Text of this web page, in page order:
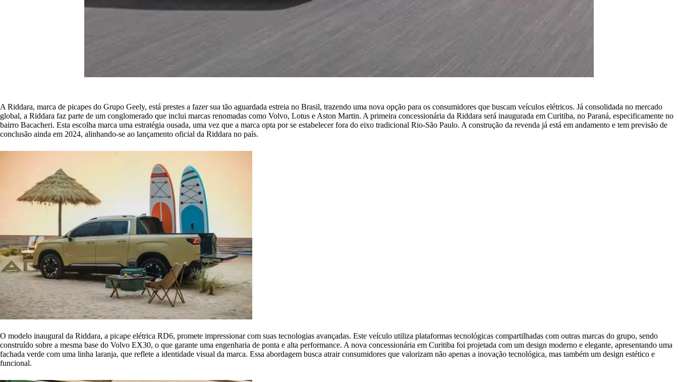
A Riddara, marca de picapes do Grupo Geely, está prestes a fazer sua tão aguardada estreia no Brasil, trazendo uma nova opção para os consumidores que buscam veículos elétricos. Já consolidada no mercado
global, a Riddara faz parte de um conglomerado que inclui marcas renomadas como Volvo, Lotus e Aston Martin. A primeira concessionária da Riddara será inaugurada em Curitiba, no Paraná, especificamente no
bairro Bacacheri. Esta escolha marca uma estratégia ousada, uma vez que a marca opta por se estabelecer fora do eixo tradicional Rio-São Paulo. A construção da revenda já está em andamento e tem previsão de
conclusão ainda em 2024, alinhando-se ao lançamento oficial da Riddara no país.
O modelo inaugural da Riddara, a picape elétrica RD6, promete impressionar com suas tecnologias avançadas. Este veículo utiliza plataformas tecnológicas compartilhadas com outras marcas do grupo, sendo
construído sobre a mesma base do Volvo EX30, o que garante uma engenharia de ponta e alta performance. A nova concessionária em Curitiba foi projetada com um design moderno e elegante, apresentando uma
fachada verde com uma linha laranja, que reflete a identidade visual da marca. Essa abordagem busca atrair consumidores que valorizam não apenas a inovação tecnológica, mas também um design estético e
funcional.